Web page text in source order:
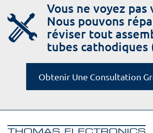
Vous ne voyez
Nous pouvons
réviser tout
tubes cathodiques
Obtenir Une Consultation